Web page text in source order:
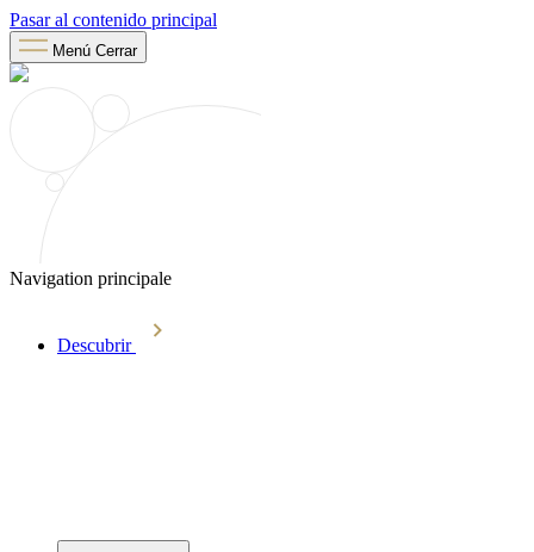
Pasar al contenido principal
Menú Cerrar
Navigation principale
Descubrir